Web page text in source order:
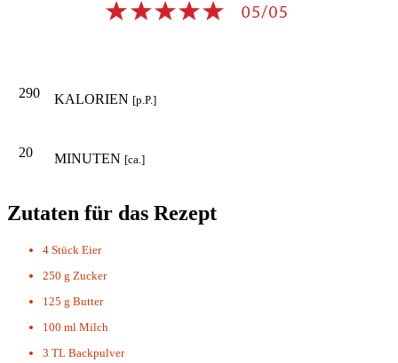
290 KALORIEN [p.P.]
20 MINUTEN [ca.]
Zutaten für das Rezept
4 Stück Eier
250 g Zucker
125 g Butter
100 ml Milch
3 TL Backpulver